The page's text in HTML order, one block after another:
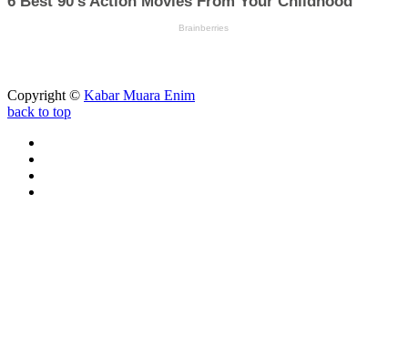
Copyright © Kabar Muara Enim
back to top